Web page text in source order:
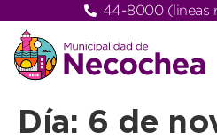
44-8000 (lineas
Día: 6 de